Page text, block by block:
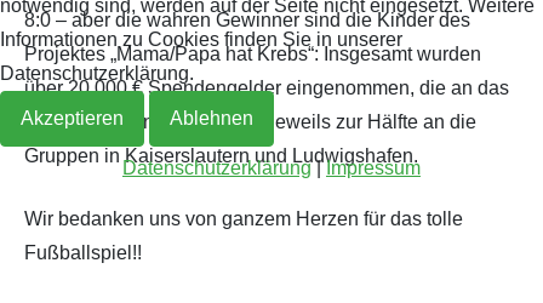
8:0 – aber die wahren Gewinner sind die Kinder des
Projektes „Mama/Papa hat Krebs“: Insgesamt wurden
über 20.000 € Spendengelder eingenommen, die an das
Projekt gespendet werden – jeweils zur Hälfte an die
Gruppen in Kaiserslautern und Ludwigshafen.
Wir bedanken uns von ganzem Herzen für das tolle
Fußballspiel!!
notwendig sind, werden auf der Seite nicht eingesetzt. Weitere
Informationen zu Cookies finden Sie in unserer
Datenschutzerklärung.
Akzeptieren Ablehnen
Datenschutzerklärung|Impressum
Archiv 2015
Archiv 2014